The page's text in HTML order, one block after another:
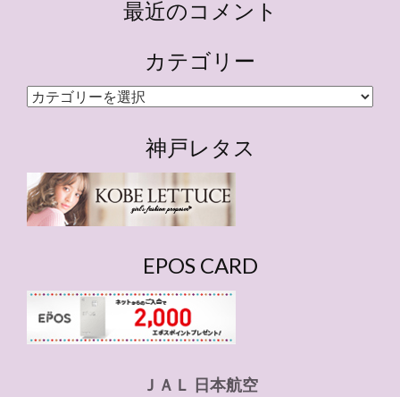
最近のコメント
カテゴリー
カ
ー
神戸レタス
EPOS CARD
ＪＡＬ 日本航空